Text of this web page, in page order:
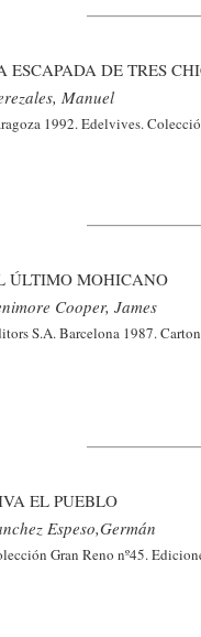
ESCAPADA DE TRES
Manuel
1992. Edelvives.
ÚLTIMO MOHICANO
Cooper, James
S.A. Barcelona 1987.
EL PUEBLO
Espeso,Germán
Gran Reno nº45.